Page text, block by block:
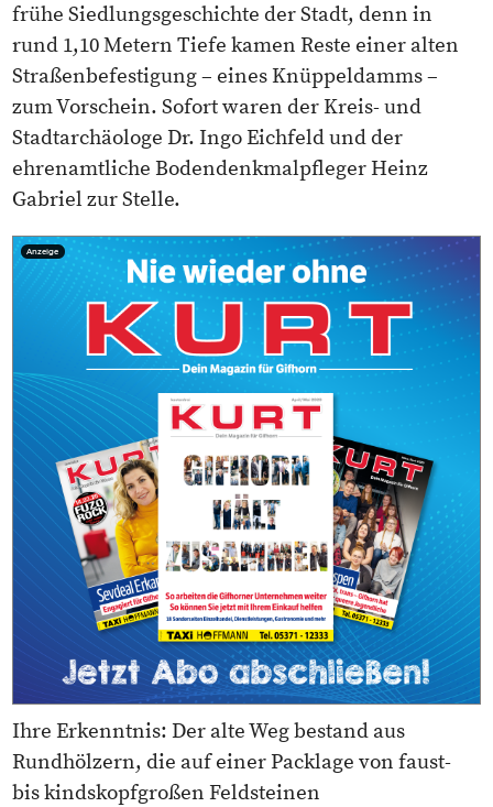
frühe Siedlungsgeschichte der Stadt, denn in
rund 1,10 Metern Tiefe kamen Reste einer alten
Straßenbefestigung – eines Knüppeldamms –
zum Vorschein. Sofort waren der Kreis- und
Stadtarchäologe Dr. Ingo Eichfeld und der
ehrenamtliche Bodendenkmalpfleger Heinz
Gabriel zur Stelle.
Anzeige
Ihre Erkenntnis: Der alte Weg bestand aus
Rundhölzern, die auf einer Packlage von faust-
bis kindskopfgroßen Feldsteinen